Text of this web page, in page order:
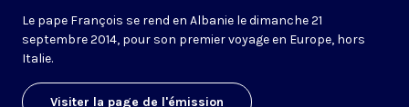
Le pape François se rend en Albanie le dimanche 21
septembre 2014, pour son premier voyage en Europe, hors
Italie.
Visiter la page de l'émission